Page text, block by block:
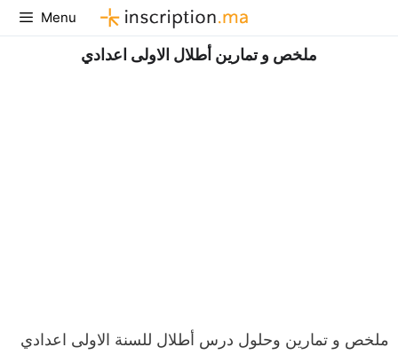
Aller
au
Menu
ملخص و تمارين أطلال الاولى اعدادي
ملخص و تمارين وحلول درس أطلال للسنة الاولى اعدادي